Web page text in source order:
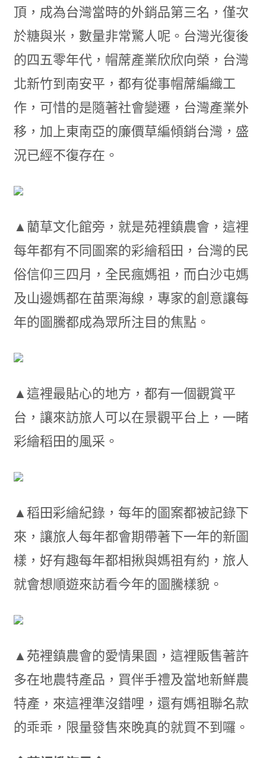
頂，成為台灣當時的外銷品第三名，僅次
於糖與米，數量非常驚人呢。台灣光復後
的四五零年代，帽蓆產業欣欣向榮，台灣
北新竹到南安平，都有從事帽蓆編織工
作，可惜的是隨著社會變遷，台灣產業外
移，加上東南亞的廉價草編傾銷台灣，盛
況已經不復存在。
▲藺草文化館旁，就是苑裡鎮農會，這裡
每年都有不同圖案的彩繪稻田，台灣的民
俗信仰三四月，全民瘋媽祖，而白沙屯媽
及山邊媽都在苗栗海線，專家的創意讓每
年的圖騰都成為眾所注目的焦點。
▲這裡最貼心的地方，都有一個觀賞平
台，讓來訪旅人可以在景觀平台上，一睹
彩繪稻田的風采。
▲稻田彩繪紀錄，每年的圖案都被記錄下
來，讓旅人每年都會期帶著下一年的新圖
樣，好有趣每年都相揪與媽祖有約，旅人
就會想順遊來訪看今年的圖騰樣貌。
▲苑裡鎮農會的愛情果園，這裡販售著許
多在地農特產品，買伴手禮及當地新鮮農
特產，來這裡準沒錯哩，還有媽祖聯名款
的乖乖，限量發售來晚真的就買不到囉。